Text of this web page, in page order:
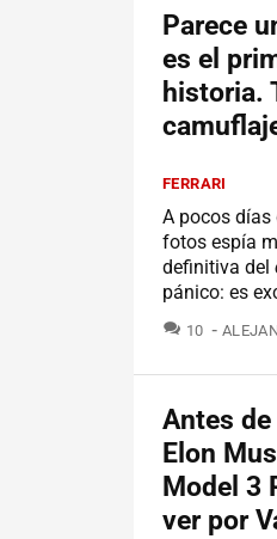
Parece
es el
historia.
FERRARI
A pocos días
fotos espía
definitiva del
pánico: es
10
Antes
Elon
Model 3
ver por